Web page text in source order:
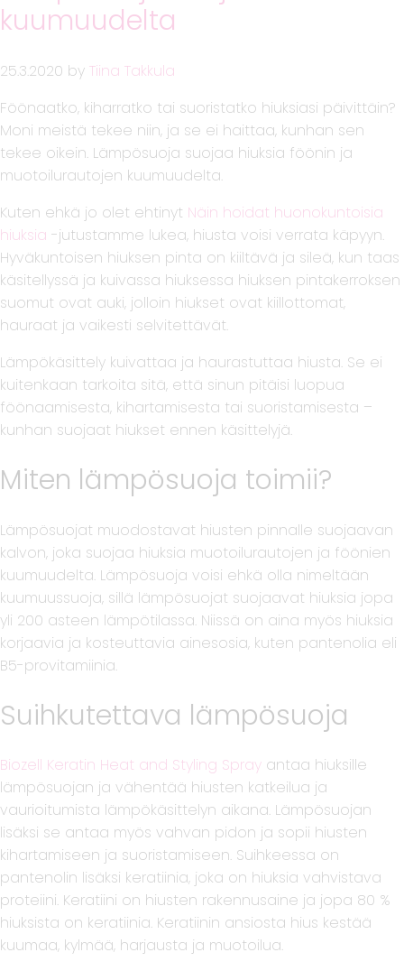
kuumuudelta
25.3.2020 by Tiina Takkula
Föönaatko, kiharratko tai suoristatko hiuksiasi päivittäin?
Moni meistä tekee niin, ja se ei haittaa, kunhan sen
tekee oikein. Lämpösuoja suojaa hiuksia föönin ja
muotoilurautojen kuumuudelta.
Kuten ehkä jo olet ehtinyt Näin hoidat huonokuntoisia
hiuksia -jutustamme lukea, hiusta voisi verrata käpyyn.
Hyväkuntoisen hiuksen pinta on kiiltävä ja sileä, kun taas
käsitellyssä ja kuivassa hiuksessa hiuksen pintakerroksen
suomut ovat auki, jolloin hiukset ovat kiillottomat,
hauraat ja vaikesti selvitettävät.
Lämpökäsittely kuivattaa ja haurastuttaa hiusta. Se ei
kuitenkaan tarkoita sitä, että sinun pitäisi luopua
föönaamisesta, kihartamisesta tai suoristamisesta –
kunhan suojaat hiukset ennen käsittelyjä.
Miten lämpösuoja toimii?
Lämpösuojat muodostavat hiusten pinnalle suojaavan
kalvon, joka suojaa hiuksia muotoilurautojen ja föönien
kuumuudelta. Lämpösuoja voisi ehkä olla nimeltään
kuumuussuoja, sillä lämpösuojat suojaavat hiuksia jopa
yli 200 asteen lämpötilassa. Niissä on aina myös hiuksia
korjaavia ja kosteuttavia ainesosia, kuten pantenolia eli
B5-provitamiinia.
Suihkutettava lämpösuoja
Biozell Keratin Heat and Styling Spray antaa hiuksille
lämpösuojan ja vähentää hiusten katkeilua ja
vaurioitumista lämpökäsittelyn aikana. Lämpösuojan
lisäksi se antaa myös vahvan pidon ja sopii hiusten
kihartamiseen ja suoristamiseen. Suihkeessa on
pantenolin lisäksi keratiinia, joka on hiuksia vahvistava
proteiini. Keratiini on hiusten rakennusaine ja jopa 80 %
hiuksista on keratiinia. Keratiinin ansiosta hius kestää
kuumaa, kylmää, harjausta ja muotoilua.